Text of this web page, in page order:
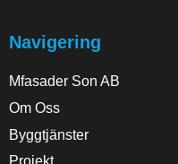
Navigering
Mfasader Son AB
Om Oss
Byggtjänster